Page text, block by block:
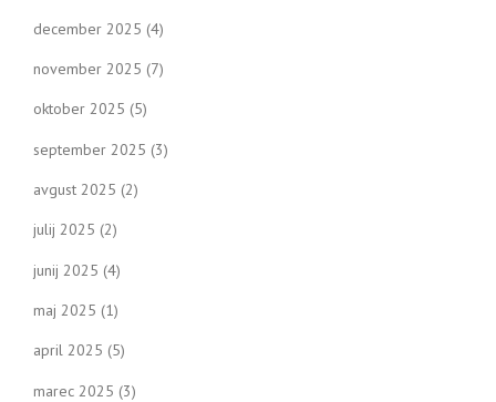
december 2025 (4)
november 2025 (7)
oktober 2025 (5)
september 2025 (3)
avgust 2025 (2)
julij 2025 (2)
junij 2025 (4)
maj 2025 (1)
april 2025 (5)
marec 2025 (3)